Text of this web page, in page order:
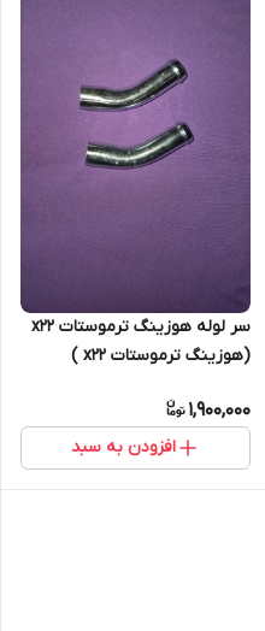
سر لوله هوزینگ ترموستات x22
(هوزینگ ترموستات x22 )
1,900,000
افزودن به سبد